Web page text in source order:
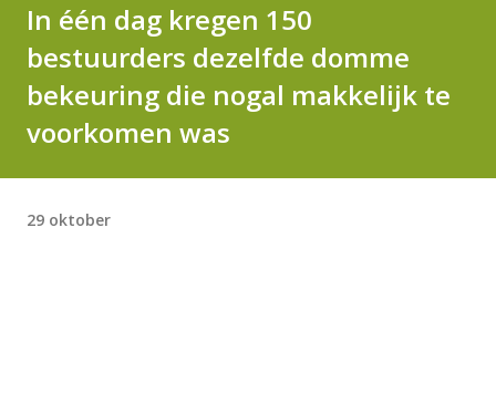
In één dag kregen 150
bestuurders dezelfde domme
bekeuring die nogal makkelijk te
voorkomen was
29 oktober